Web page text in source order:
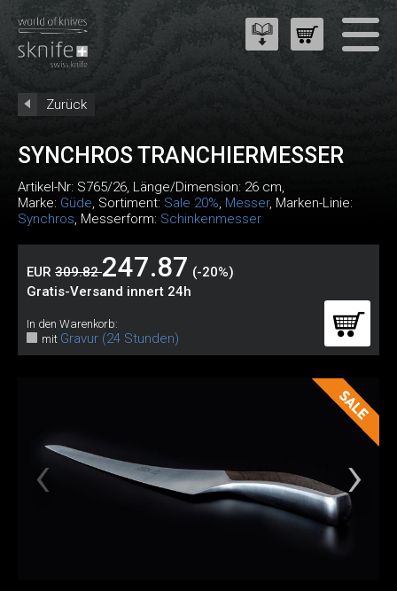
Zurück
SYNCHROS TRANCHIERMESSER
Artikel-Nr: S765/26, Länge/Dimension: 26 cm,
Marke: Güde, Sortiment: Sale 20%, Messer, Marken-Linie:
Synchros, Messerform: Schinkenmesser
EUR 309.82247.87 (-20%)
Gratis-Versand innert 24h
In den Warenkorb:
mit Gravur (24 Stunden)